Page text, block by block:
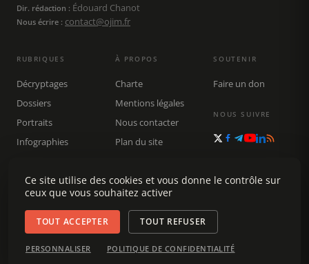
Dir. rédaction : Édouard Chanot
Nous écrire : contact@ojim.fr
RUBRIQUES
Décryptages
Dossiers
Portraits
Infographies
Rechercher
À PROPOS
Charte
Mentions légales
Nous contacter
Plan du site
SOUTENIR
Faire un don
NOUS SUIVRE
© 2026 Observatoire du journalisme (OJIM) · Tous droits réservés ·
Gestion des cookies
Ce site utilise des cookies et vous donne le contrôle sur
ceux que vous souhaitez activer
TOUT ACCEPTER TOUT REFUSER
PERSONNALISER POLITIQUE DE CONFIDENTIALITÉ